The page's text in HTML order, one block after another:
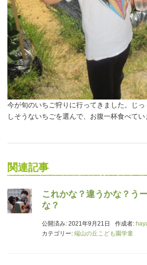
今が旬のいちご狩りに行ってきました。じ
しそうないちごを選んで、お腹一杯食べてい
関連記事
これかな？違うかな？う
な？
公開済み: 2021年9月21日 作成者:
カテゴリー: 端山の丘こども園学童